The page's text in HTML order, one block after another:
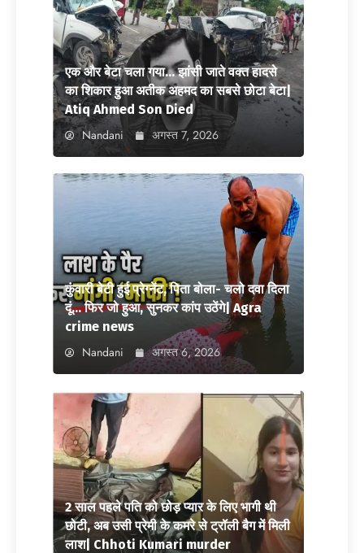
एक और बेटा चला गया… झांसी जाते वक्त हादसे
का शिकार हुआ अतीक अहमद का सबसे छोटा बेटा|
Atiq Ahmed Son Died
Nandani अगस्त 7, 2026
कुंवारी बेटी हुई प्रेग्नेंट, पिता बोला- चलो दवा दिला
दूं… फिर जो हुआ, सुनकर कांप उठेंगे| Agra
crime news
Nandani अगस्त 6, 2026
2 साल पहले पति को छोड़ प्यार के लिए भागी थी
छोटी, अब उसी प्रेमी के कमरे से ट्रॉली बैग में मिली
लाश| Chhoti Kumari murder